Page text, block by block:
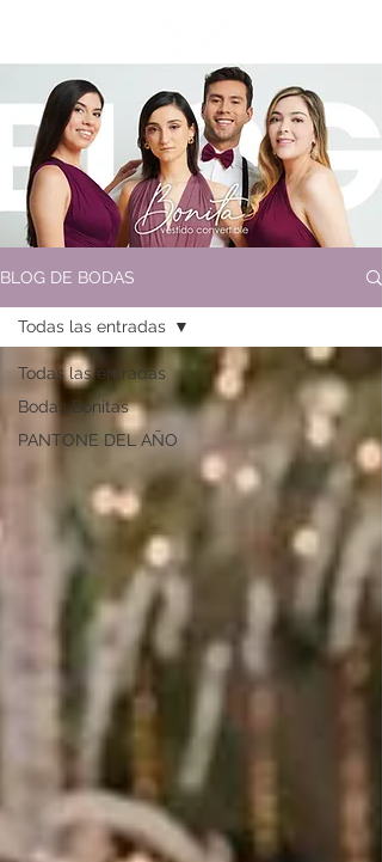
BLOG DE BODAS
Todas las entradas
Bodas Bonitas
PANTONE DEL AÑO
Todas las entradas